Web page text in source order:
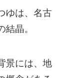
ゆは、名古
晶。
景には、地